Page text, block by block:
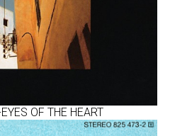
OF THE HEART